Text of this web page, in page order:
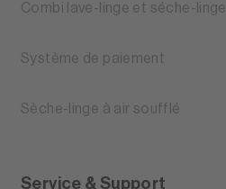
Combi lave-linge et séche-linge
Système de paiement
Sèche-linge à air soufflé
Service & Support